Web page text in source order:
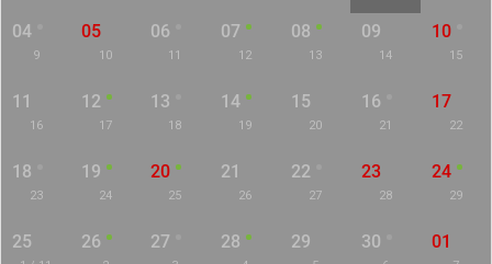
04
9
05
10
06
11
07
12
08
13
09
14
10
15
11
16
12
17
13
18
14
19
15
20
16
21
17
22
18
23
19
24
20
25
21
26
22
27
23
28
24
29
25 26 27 28 29 30 01